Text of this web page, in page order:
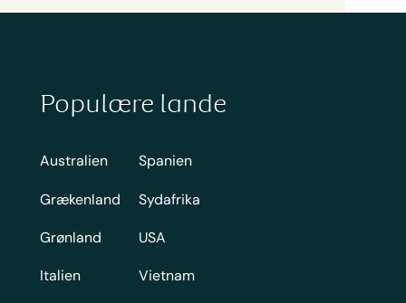
Populære lande
Australien
Grækenland
Grønland
Italien
Spanien
Sydafrika
USA
Vietnam